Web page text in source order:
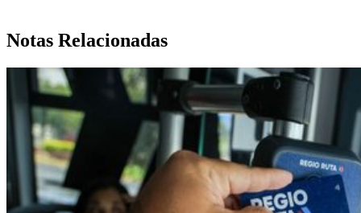
Notas Relacionadas